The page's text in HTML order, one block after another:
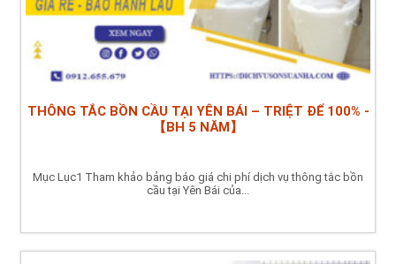
THÔNG TẮC BỒN CẦU TẠI YÊN BÁI – TRIỆT ĐỂ 100% -
【BH 5 NĂM】
Mục Lục1 Tham khảo bảng báo giá chi phí dịch vụ thông tắc bồn
cầu tại Yên Bái của...